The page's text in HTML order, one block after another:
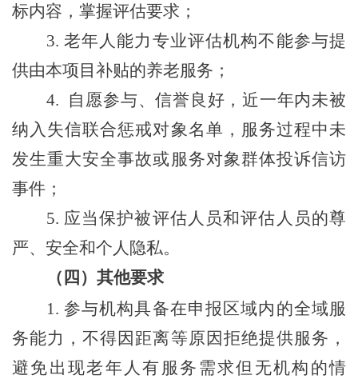
标内容，掌握评估要求；
3. 老年人能力专业评估机构不能参与提
供由本项目补贴的养老服务；
4.
自愿参与、信誉良好，近一年内未被
纳入失信联合惩戒对象名单，服务过程中未
发生重大安全事故或服务对象群体投诉信访
事件；
5. 应当保护被评估人员和评估人员的尊
严、安全和个人隐私。
（ 四 ） 其他要求
1. 参与机构具备在申报区域内的全域服
务能力，不得因距离等原因拒绝提供服务，
避免出现老年人有服务需求但无机构的情